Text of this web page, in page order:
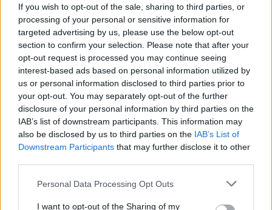
If you wish to opt-out of the sale, sharing to third parties, or
processing of your personal or sensitive information for
targeted advertising by us, please use the below opt-out
section to confirm your selection. Please note that after your
opt-out request is processed you may continue seeing
interest-based ads based on personal information utilized by
us or personal information disclosed to third parties prior to
your opt-out. You may separately opt-out of the further
disclosure of your personal information by third parties on the
IAB’s list of downstream participants. This information may
also be disclosed by us to third parties on the IAB’s List of
Downstream Participants that may further disclose it to other
Please note that this website/app uses one or more Google
not limited to your visit or usage behaviour. You may click to
Personal Data Processing Opt Outs
I want to opt-out of the Sharing of my
erdők és nyaralók, amelyek
bunkerek
donkanyar •2015. június 29.
A Harmadik Birodalom katonai támadásától tartva
a svájciak elképesztő módon álcázták
lövegállásaikat. Erdei családi ház, amely nem is az
(Fotó: Christian Schwager és Leo Fabrizio)